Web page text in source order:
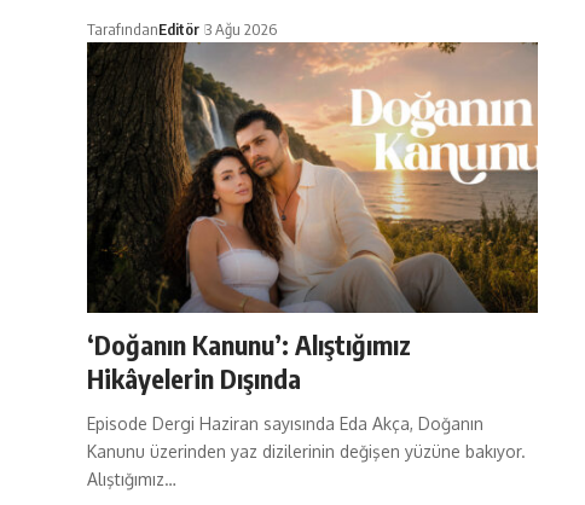
TarafındanEditör 3 Ağu 2026
‘Doğanın Kanunu’: Alıştığımız
Hikâyelerin Dışında
Episode Dergi Haziran sayısında Eda Akça, Doğanın
Kanunu üzerinden yaz dizilerinin değişen yüzüne bakıyor.
Alıştığımız…